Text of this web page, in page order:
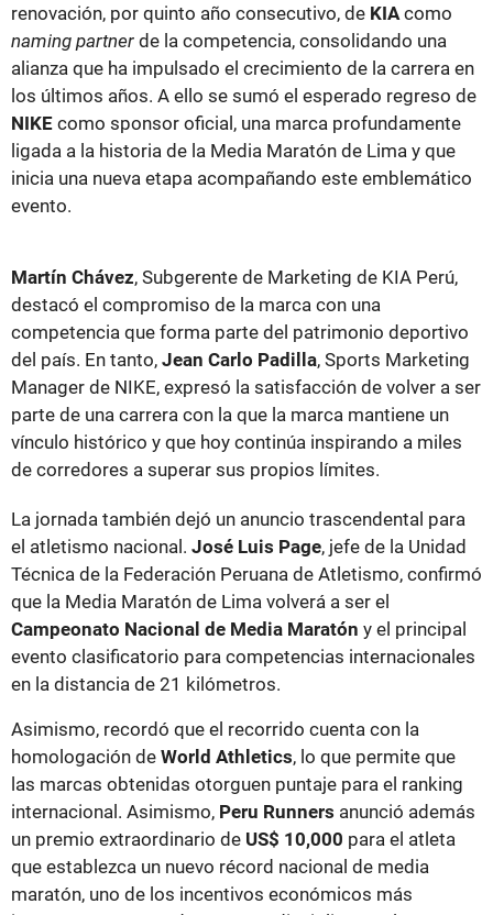
renovación, por quinto año consecutivo, de KIAcomo
naming partner de la competencia, consolidando una
alianza que ha impulsado el crecimiento de la carrera en
los últimos años. A ello se sumó el esperado regreso de
NIKE como sponsor oficial, una marca profundamente
ligada a la historia de la Media Maratón de Lima y que
inicia una nueva etapa acompañando este emblemático
evento.
Martín Chávez, Subgerente de Marketing de KIA Perú,
destacó el compromiso de la marca con una
competencia que forma parte del patrimonio deportivo
del país. En tanto, Jean Carlo Padilla, Sports Marketing
Manager de NIKE, expresó la satisfacción de volver a ser
parte de una carrera con la que la marca mantiene un
vínculo histórico y que hoy continúa inspirando a miles
de corredores a superar sus propios límites.
La jornada también dejó un anuncio trascendental para
el atletismo nacional. José Luis Page, jefe de la Unidad
Técnica de la Federación Peruana de Atletismo, confirmó
que la Media Maratón de Lima volverá a ser el
Campeonato Nacional de Media Maratón y el principal
evento clasificatorio para competencias internacionales
en la distancia de 21 kilómetros.
Asimismo, recordó que el recorrido cuenta con la
homologación de World Athletics, lo que permite que
las marcas obtenidas otorguen puntaje para el ranking
internacional. Asimismo, Peru Runners anunció además
un premio extraordinario de US$ 10,000 para el atleta
que establezca un nuevo récord nacional de media
maratón, uno de los incentivos económicos más